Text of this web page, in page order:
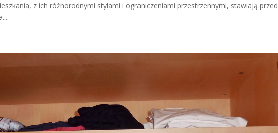
z ich różnorodnymi stylami i ograniczeniami przestrzennymi, stawiają przed